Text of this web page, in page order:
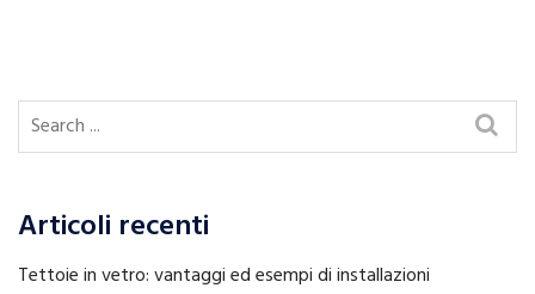
Articoli recenti
Tettoie in vetro: vantaggi ed esempi di installazioni